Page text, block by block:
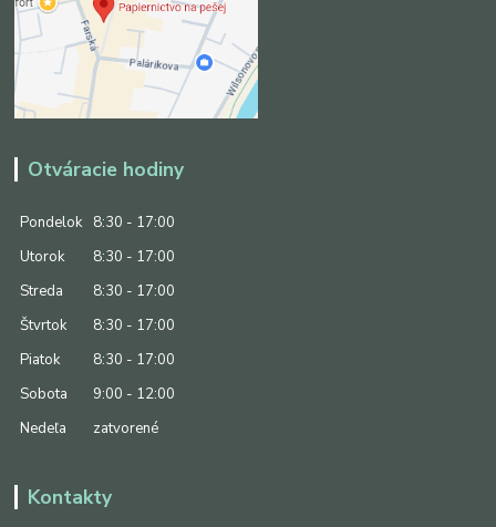
Otváracie hodiny
Pondelok
8:30 - 17:00
Utorok
8:30 - 17:00
Streda
8:30 - 17:00
Štvrtok
8:30 - 17:00
Piatok
8:30 - 17:00
Sobota
9:00 - 12:00
Nedeľa
zatvorené
Kontakty